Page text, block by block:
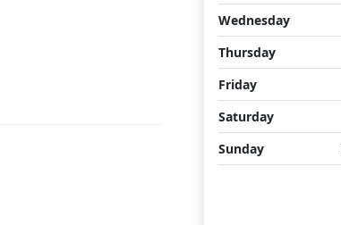
Wednesday
Thursday
Friday
Saturday
Sunday